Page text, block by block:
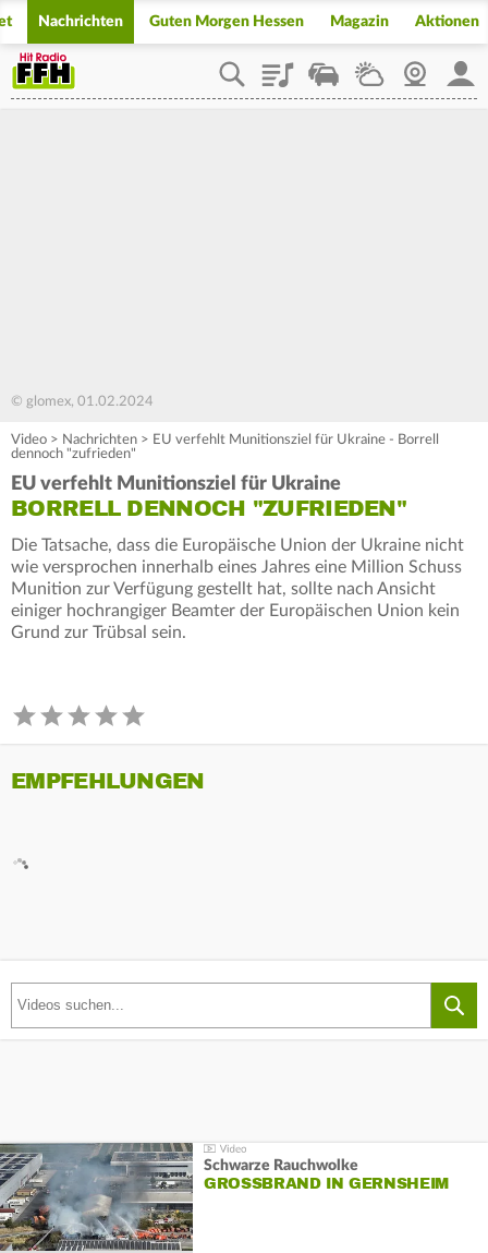
Nachrichten Guten Morgen Hessen Magazin Aktionen
PlaylistStaupilotWetterWebcam
© glomex, 01.02.2024
Video > Nachrichten > EU verfehlt Munitionsziel für Ukraine - Borrell
dennoch "zufrieden"
EU verfehlt Munitionsziel für Ukraine
BORRELL DENNOCH "ZUFRIEDEN"
Die Tatsache, dass die Europäische Union der Ukraine nicht
wie versprochen innerhalb eines Jahres eine Million Schuss
Munition zur Verfügung gestellt hat, sollte nach Ansicht
einiger hochrangiger Beamter der Europäischen Union kein
Grund zur Trübsal sein.
EMPFEHLUNGEN
Schwarze Rauchwolke
GROSSBRAND IN GERNSHEIM